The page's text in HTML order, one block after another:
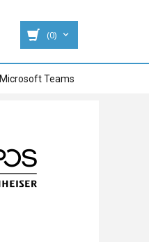
(0)
Microsoft Teams